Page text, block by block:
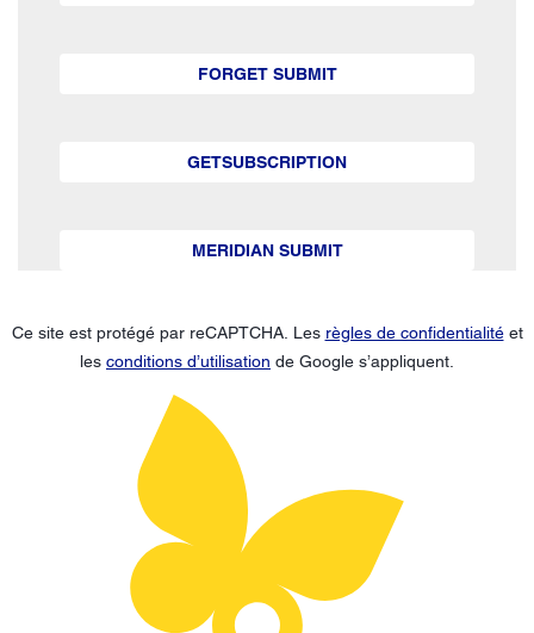
FORGET SUBMIT
GETSUBSCRIPTION
MERIDIAN SUBMIT
Ce site est protégé par reCAPTCHA. Les règles de confidentialitéet
les conditions d’utilisation de Google s’appliquent.